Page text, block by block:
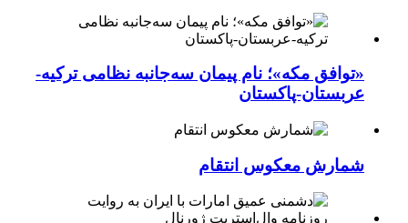
«توافق مکه»؛ نام پیمان سه‌جانبه نظامی ترکیه-
عربستان-پاکستان
شمارش معکوس انتقام